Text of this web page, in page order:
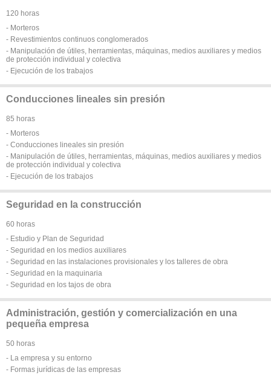
120 horas
- Morteros
- Revestimientos continuos conglomerados
- Manipulación de útiles, herramientas, máquinas, medios auxiliares y medios
de protección individual y colectiva
- Ejecución de los trabajos
Conducciones lineales sin presión
85 horas
- Morteros
- Conducciones lineales sin presión
- Manipulación de útiles, herramientas, máquinas, medios auxiliares y medios
de protección individual y colectiva
- Ejecución de los trabajos
Seguridad en la construcción
60 horas
- Estudio y Plan de Seguridad
- Seguridad en los medios auxiliares
- Seguridad en las instalaciones provisionales y los talleres de obra
- Seguridad en la maquinaria
- Seguridad en los tajos de obra
Administración, gestión y comercialización en una
pequeña empresa
50 horas
- La empresa y su entorno
- Formas jurídicas de las empresas